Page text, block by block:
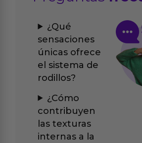
¿Qué
sensaciones
únicas ofrece
el sistema de
rodillos?
¿Cómo
contribuyen
las texturas
internas a la